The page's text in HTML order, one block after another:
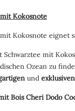
Kokosnote
Kokosnote eignet
Schwarztee mit
Ozean zu
und exklusiven
Bois Cheri Dodo